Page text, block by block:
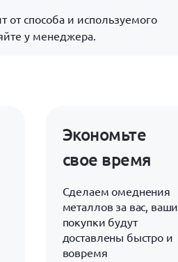
от способа и используемого
у менеджера.
Экономьте
свое время
Сделаем омеднения
металлов за вас, ваши
покупки будут
доставлены быстро и
вовремя